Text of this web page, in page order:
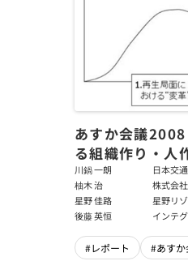
あすか会議
る組織作り・人
川鍋 一朗
日本交
Mobility
柚木 治
株式会
会社ジ
星野 佳路
星野リ
後藤 英恒
インテ
#レポート #あす